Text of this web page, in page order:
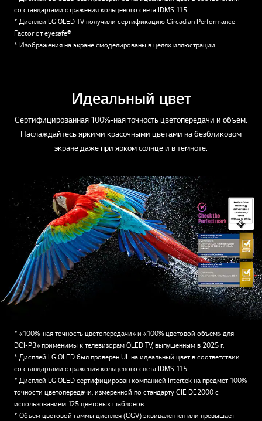
со стандартами отражения кольцевого света IDMS 11.5.
* Дисплеи LG OLED TV получили сертификацию Circadian Performance
Factor от eyesafe®
* Изображения на экране смоделированы в целях иллюстрации.
Идеальный цвет
Сертифицированная 100%-ная точность цветопередачи и объем.
Наслаждайтесь яркими красочными цветами на безбликовом
экране даже при ярком солнце и в темноте.
* «100%-ная точность цветопередачи» и «100% цветовой объем» для
DCI-P3» применимы к телевизорам OLED TV, выпущенным в 2025 г.
* Дисплей LG OLED был проверен UL на идеальный цвет в соответствии
со стандартами отражения кольцевого света IDMS 11.5.
* Дисплей LG OLED сертифицирован компанией Intertek на предмет 100%
точности цветопередачи, измеренной по стандарту CIE DE2000 с
использованием 125 цветовых шаблонов.
* Объем цветовой гаммы дисплея (CGV) эквивалентен или превышает